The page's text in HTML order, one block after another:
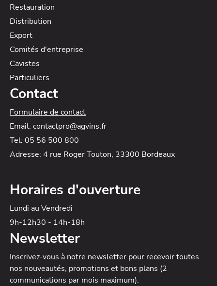
Restauration
Distribution
Export
Comités d'entreprise
Cavistes
Particuliers
Contact
Formulaire de contact
Email: contactpro@agvins.fr
Tel: 05 56 500 800
Adresse: 4 rue Roger Touton, 33300 Bordeaux
Horaires d'ouverture
Lundi au Vendredi
9h-12h30 - 14h-18h
Newsletter
Inscrivez-vous à notre newsletter pour recevoir toutes
nos nouveautés, promotions et bons plans (2
communications par mois maximum).